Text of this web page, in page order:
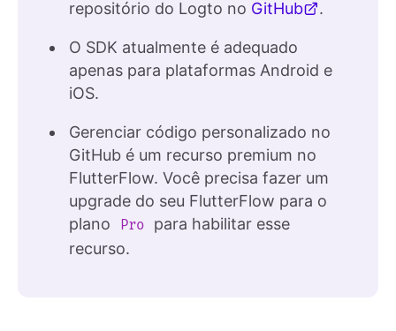
repositório do Logto no GitHub .
O SDK atualmente é adequado
apenas para plataformas Android e
iOS.
Gerenciar código personalizado no
GitHub é um recurso premium no
FlutterFlow. Você precisa fazer um
upgrade do seu FlutterFlow para o
plano
Pro
para habilitar esse
recurso.